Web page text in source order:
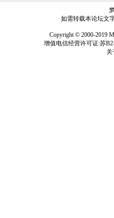
如需转载本论坛文
Copyright © 2000-2019
增值电信经营许可证:苏
关